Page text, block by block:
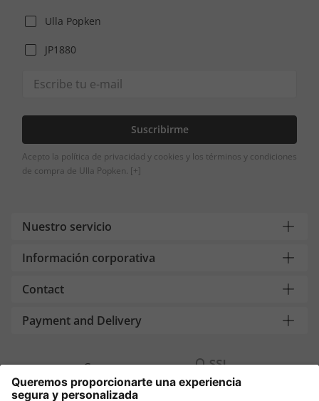
Ulla Popken
JP1880
Suscribirme
Acepto la política de privacidad y cookies y los términos y condiciones
de compra de Ulla Popken. [+]
Nuestro servicio
Información corporativa
Contact
Payment and Delivery
Compra segura con